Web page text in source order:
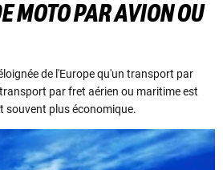
MOTO PAR AVION OU
de l'Europe qu'un transport par
par fret aérien ou maritime est
souvent plus économique.